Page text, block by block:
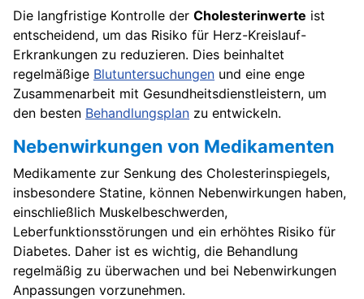
Die langfristige Kontrolle der Cholesterinwerte ist
entscheidend, um das Risiko für Herz-Kreislauf-
Erkrankungen zu reduzieren. Dies beinhaltet
regelmäßige Blutuntersuchungen und eine enge
Zusammenarbeit mit Gesundheitsdienstleistern, um
den besten Behandlungsplan zu entwickeln.
Nebenwirkungen von Medikamenten
Medikamente zur Senkung des Cholesterinspiegels,
insbesondere Statine, können Nebenwirkungen haben,
einschließlich Muskelbeschwerden,
Leberfunktionsstörungen und ein erhöhtes Risiko für
Diabetes. Daher ist es wichtig, die Behandlung
regelmäßig zu überwachen und bei Nebenwirkungen
Anpassungen vorzunehmen.